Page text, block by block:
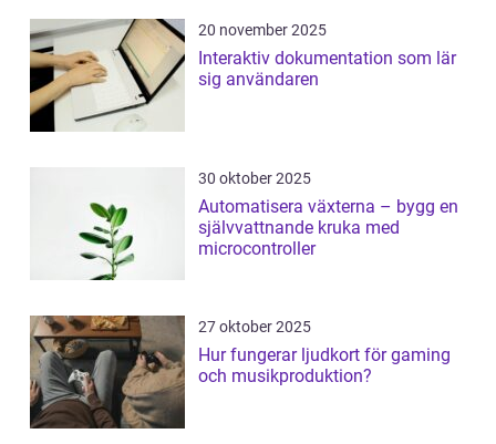
20 november 2025
Interaktiv dokumentation som lär
sig användaren
30 oktober 2025
Automatisera växterna – bygg en
självvattnande kruka med
microcontroller
27 oktober 2025
Hur fungerar ljudkort för gaming
och musikproduktion?